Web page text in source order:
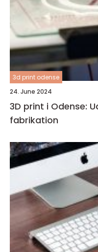
3d print odense
24. June 2024
3D print i Odense:
fabrikation